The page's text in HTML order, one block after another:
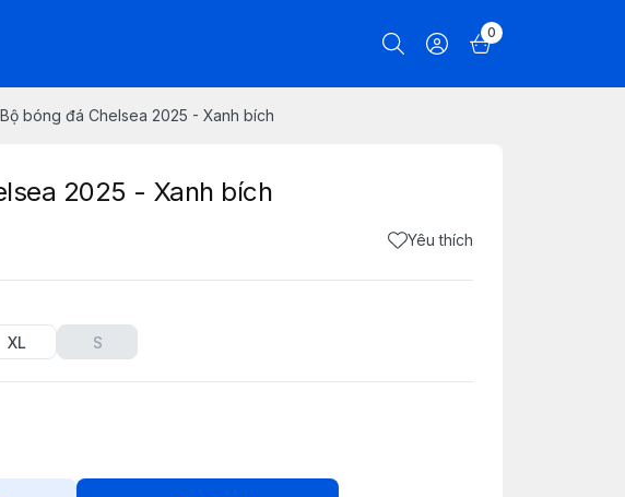
0
Bộ bóng đá Chelsea 2025 - Xanh bích
2025 - Xanh bích
Yêu thích
XL S